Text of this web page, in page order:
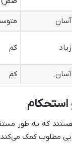
آسان
زیاد کم
آسان کم
استحکام
که به طور
مطلوب کمک